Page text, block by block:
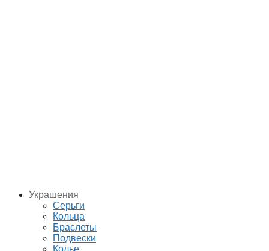
Украшения
Серьги
Кольца
Браслеты
Подвески
Колье